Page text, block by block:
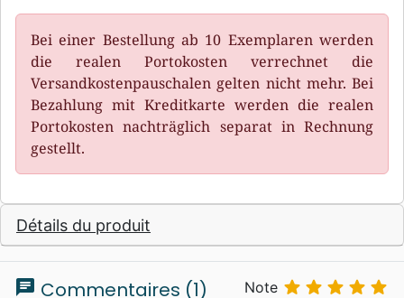
Bei einer Bestellung ab 10 Exemplaren werden
die realen Portokosten verrechnet die
Versandkostenpauschalen gelten nicht mehr. Bei
Bezahlung mit Kreditkarte werden die realen
Portokosten nachträglich separat in Rechnung
gestellt.
Détails du produit
chat Commentaires (1) Note     